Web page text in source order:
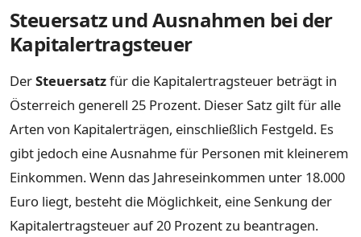
Steuersatz und Ausnahmen bei der
Kapitalertragsteuer
DerSteuersatzfür die Kapitalertragsteuer beträgt in
Österreich generell 25 Prozent. Dieser Satz gilt für alle
Arten von Kapitalerträgen, einschließlich Festgeld. Es
gibt jedoch eine Ausnahme für Personen mit kleinerem
Einkommen. Wenn das Jahreseinkommen unter 18.000
Euro liegt, besteht die Möglichkeit, eine Senkung der
Kapitalertragsteuer auf 20 Prozent zu beantragen.